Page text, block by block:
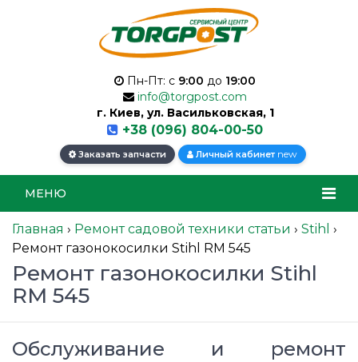
Пн-Пт: с 9:00 до 19:00
info@torgpost.com
г. Киев, ул. Васильковская, 1
+38 (096) 804-00-50
Заказать запчасти Личный кабинет new
МЕНЮ
Главная › Ремонт садовой техники статьи › Stihl ›
Ремонт газонокосилки Stihl RM 545
Ремонт газонокосилки Stihl
RM 545
Обслуживание и ремонт